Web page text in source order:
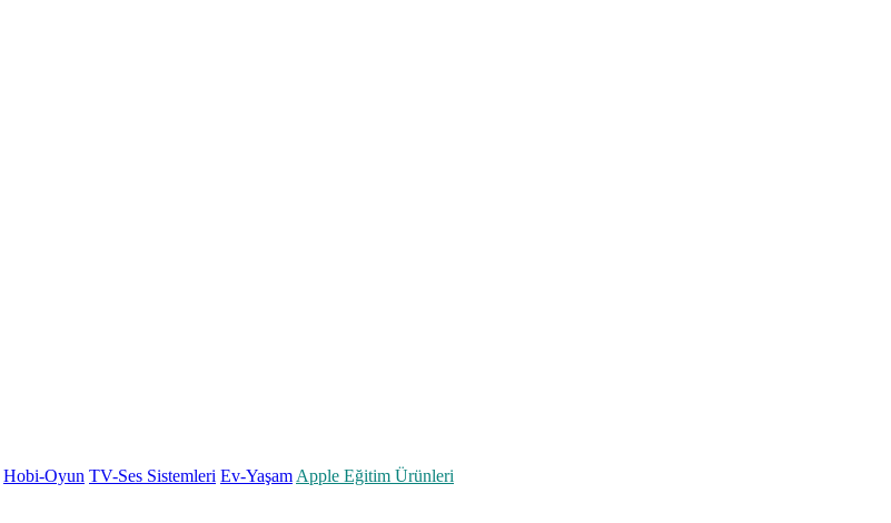
Hobi-Oyun TV-Ses Sistemleri Ev-Yaşam Apple Eğitim Ürünleri